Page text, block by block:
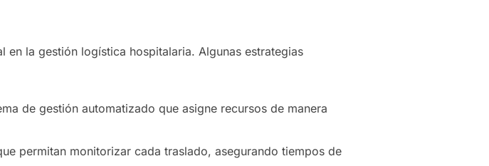
en la gestión logística hospitalaria. Algunas estrategias
de gestión automatizado que asigne recursos de manera
permitan monitorizar cada traslado, asegurando tiempos de